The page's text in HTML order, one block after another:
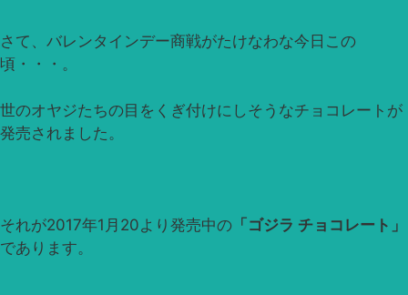
さて、バレンタインデー商戦がたけなわな今日この
頃・・・。
世のオヤジたちの目をくぎ付けにしそうなチョコレートが
発売されました。
それが2017年1月20より発売中の 「ゴジラ チョコレート」
であります。